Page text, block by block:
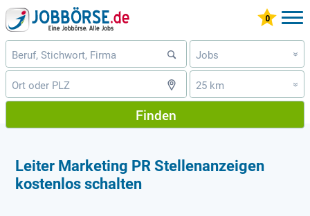
Jobs »
25 km »
Finden
Leiter Marketing PR Stellenanzeigen
kostenlos schalten